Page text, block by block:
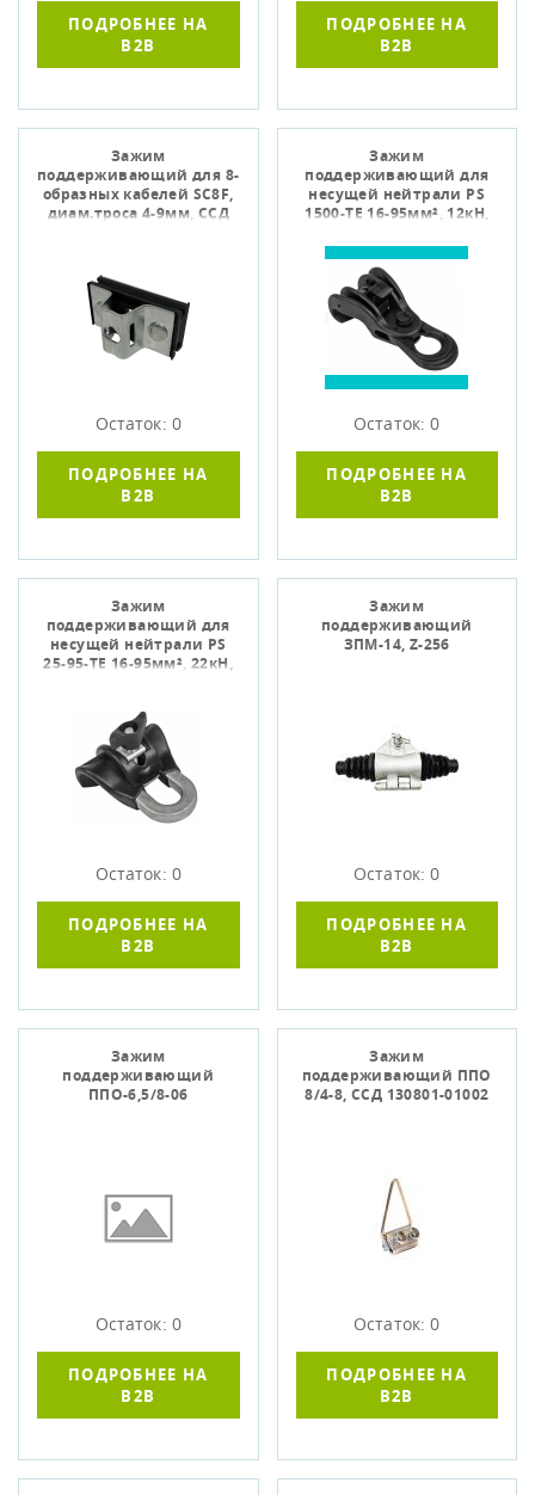
ПОДРОБНЕЕ НА
B2B
ПОДРОБНЕЕ НА
B2B
Зажим
поддерживающий для 8-
образных кабелей SC8F,
диам.троса 4-9мм, ССД
Остаток: 0
ПОДРОБНЕЕ НА
B2B
Зажим
поддерживающий для
несущей нейтрали PS
1500-TE 16-95мм², 12кН,
Остаток: 0
ПОДРОБНЕЕ НА
B2B
Зажим
поддерживающий для
несущей нейтрали PS
25-95-TE 16-95мм², 22кН,
Остаток: 0
ПОДРОБНЕЕ НА
B2B
Зажим
поддерживающий
ЗПМ-14, Z-256
Остаток: 0
ПОДРОБНЕЕ НА
B2B
Зажим
поддерживающий
ППО-6,5/8-06
Остаток: 0
ПОДРОБНЕЕ НА
B2B
Зажим
поддерживающий ППО
8/4-8, ССД 130801-01002
Остаток: 0
ПОДРОБНЕЕ НА
B2B